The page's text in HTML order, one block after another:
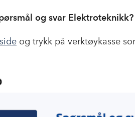
og svar Elektroteknikk?
og trykk på verktøykasse